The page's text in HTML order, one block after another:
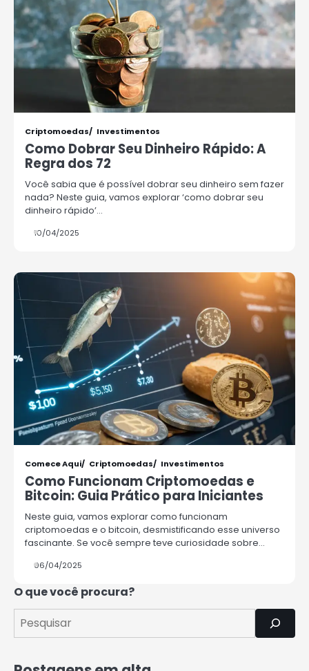
Criptomoedas Investimentos
Como Dobrar Seu Dinheiro Rápido: A
Regra dos 72
Você sabia que é possível dobrar seu dinheiro sem fazer
nada? Neste guia, vamos explorar ‘como dobrar seu
dinheiro rápido’…
10/04/2025
Comece Aqui Criptomoedas Investimentos
Como Funcionam Criptomoedas e
Bitcoin: Guia Prático para Iniciantes
Neste guia, vamos explorar como funcionam
criptomoedas e o bitcoin, desmistificando esse universo
fascinante. Se você sempre teve curiosidade sobre…
06/04/2025
O que você procura?
Como Multiplicar Seu Dinheiro com
Segurança
Rafael Fernandes
Como Organizar Suas Finanças e
Guardar Dinheiro: Dicas Práticas
Rafael Fernandes
5
COMO INVESTIR COM POUCO
1
7 Coisas que a Classe Média
Rafael Fernandes